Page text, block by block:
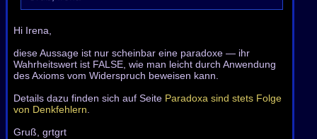
Hi Irena,
diese Aussage ist nur scheinbar eine paradoxe — ihr
Wahrheitswert ist FALSE, wie man leicht durch Anwendung
des Axioms vom Widerspruch beweisen kann.
Details dazu finden sich auf Seite Paradoxa sind stets Folge
von Denkfehlern.
Gruß, grtgrt